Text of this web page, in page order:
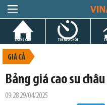
TRANG CHỦ TIN GIỜ CHÓT
GIÁ CẢ
Bảng giá cao su
09:28 29/04/2025